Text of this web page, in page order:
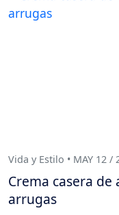
Vida y Estilo • MAY 12 /
Crema casera
arrugas